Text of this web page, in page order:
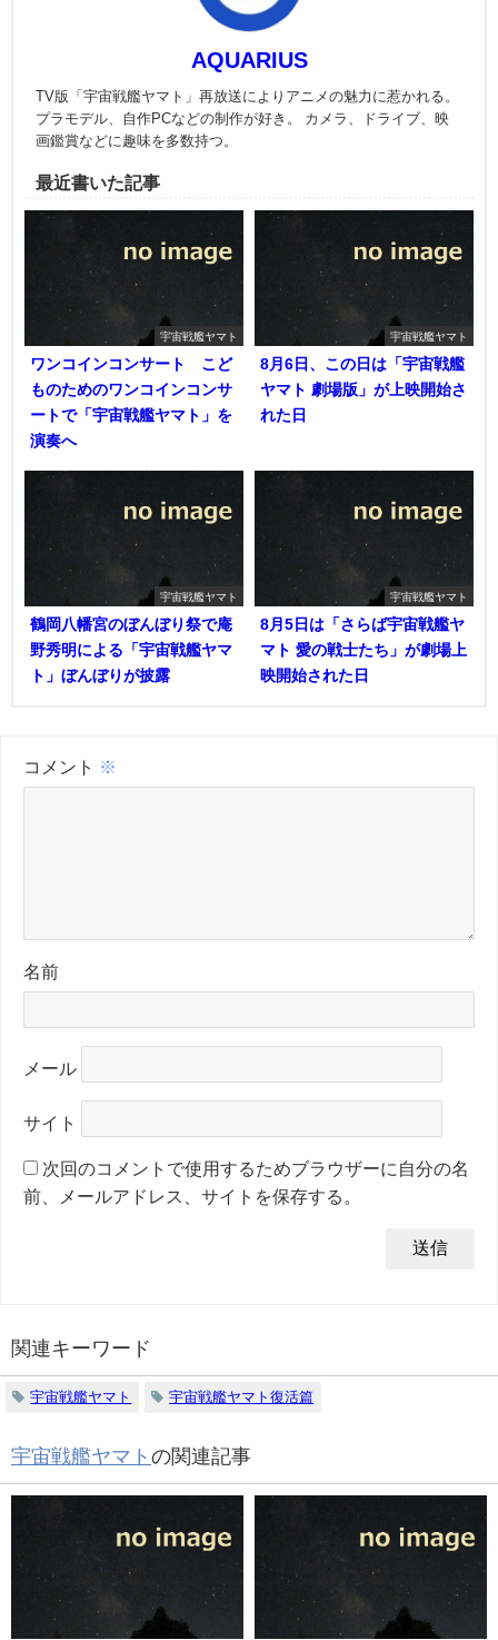
AQUARIUS
TV版「宇宙戦艦ヤマト」再放送によりアニメの魅力に惹かれる。
プラモデル、自作PCなどの制作が好き。 カメラ、ドライブ、映
画鑑賞などに趣味を多数持つ。
最近書いた記事
宇宙戦艦ヤマト
ワンコインコンサート こど
ものためのワンコインコンサ
ートで「宇宙戦艦ヤマト」を
演奏へ
宇宙戦艦ヤマト
8月6日、この日は「宇宙戦艦
ヤマト 劇場版」が上映開始さ
れた日
宇宙戦艦ヤマト
鶴岡八幡宮のぼんぼり祭で庵
野秀明による「宇宙戦艦ヤマ
ト」ぼんぼりが披露
宇宙戦艦ヤマト
8月5日は「さらば宇宙戦艦ヤ
マト 愛の戦士たち」が劇場上
映開始された日
コメント ※
名前
メール
サイト
次回のコメントで使用するためブラウザーに自分の名
前、メールアドレス、サイトを保存する。
関連キーワード
宇宙戦艦ヤマト 宇宙戦艦ヤマト復活篇
宇宙戦艦ヤマト の関連記事